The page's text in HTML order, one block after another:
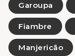
Garoupa
Fiambre
Manjericão